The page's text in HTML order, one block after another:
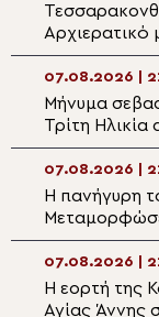
Αρχιερατικό
τον π.
στον Άγιο
07.08.2026 |
Μήνυμα
Τρίτη Ηλικία
Μητροπολίτη
Ρειχέα
07.08.2026 |
Η πανήγυρη
Σωτήρος στη
07.08.2026 |
Η εορτή της
Αγίας Άννης